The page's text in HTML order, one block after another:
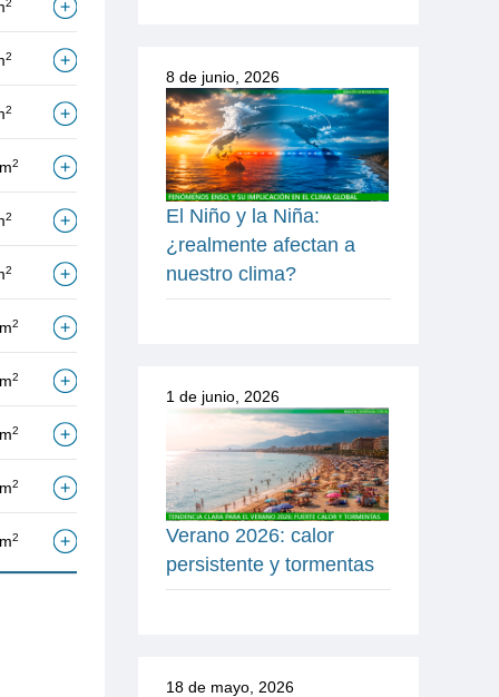
2
2
2
2
2
2
2
2
2
2
2
8 de junio, 2026
El Niño y la Niña:
¿realmente afectan a
nuestro clima?
1 de junio, 2026
Verano 2026: calor
persistente y tormentas
18 de mayo, 2026